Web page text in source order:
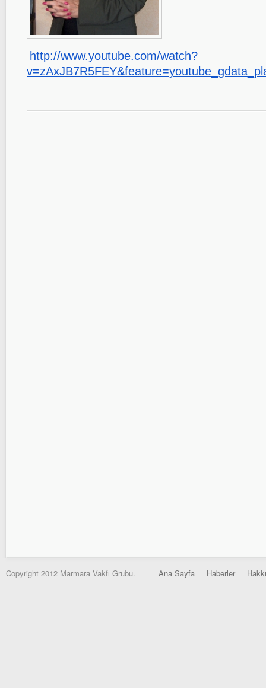
http://www.youtube.com/watch?
v=zAxJB7R5FEY&feature=youtube_
Copyright 2012 Marmara Vakfı Grubu. Ana Sayfa Haberler